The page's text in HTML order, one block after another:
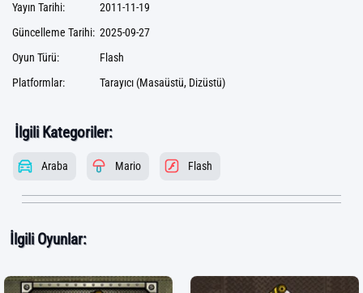
Yayın Tarihi:
2011-11-19
Güncelleme Tarihi: 2025-09-27
Oyun Türü:
Flash
Platformlar:
Tarayıcı (Masaüstü, Dizüstü)
İlgili Kategoriler:
Araba Mario Flash
İlgili Oyunlar: